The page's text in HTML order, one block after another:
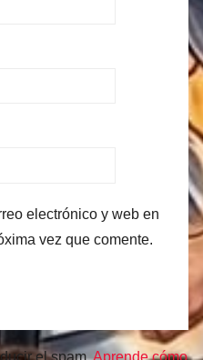
electrónico y web en
vez que comente.
el spam.Aprende cómo